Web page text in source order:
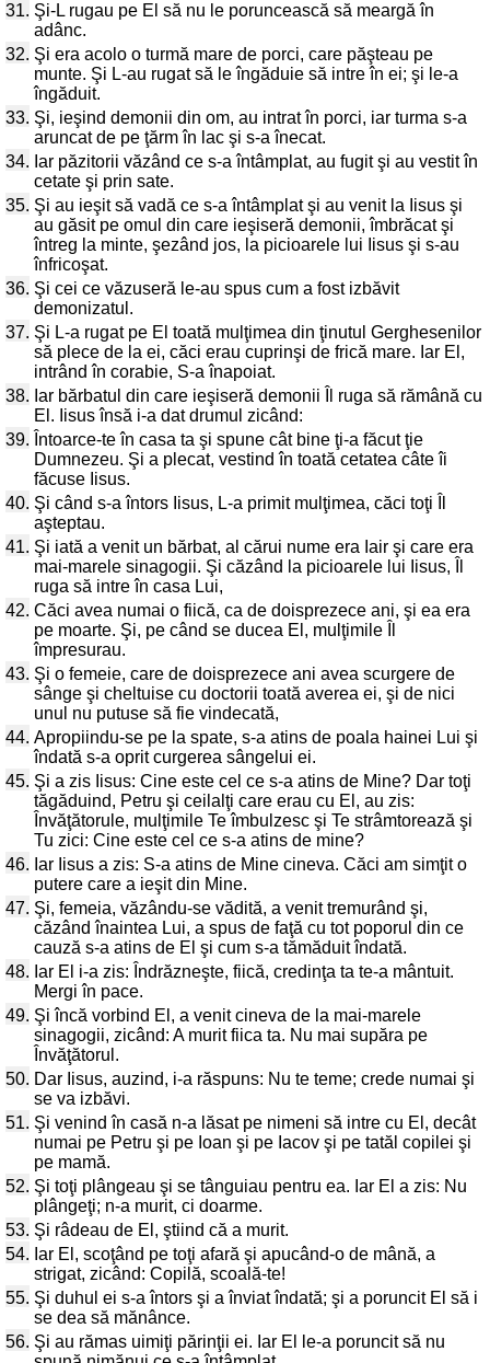
31. Şi-L rugau pe El să nu le poruncească să meargă în
adânc.
32. Şi era acolo o turmă mare de porci, care păşteau pe
munte. Şi L-au rugat să le îngăduie să intre în ei; şi le-a
îngăduit.
33. Şi, ieşind demonii din om, au intrat în porci, iar turma s-a
aruncat de pe ţărm în lac şi s-a înecat.
34. Iar păzitorii văzând ce s-a întâmplat, au fugit şi au vestit în
cetate şi prin sate.
35. Şi au ieşit să vadă ce s-a întâmplat şi au venit la Iisus şi
au găsit pe omul din care ieşiseră demonii, îmbrăcat şi
întreg la minte, şezând jos, la picioarele lui Iisus şi s-au
înfricoşat.
36. Şi cei ce văzuseră le-au spus cum a fost izbăvit
demonizatul.
37. Şi L-a rugat pe El toată mulţimea din ţinutul Gerghesenilor
să plece de la ei, căci erau cuprinşi de frică mare. Iar El,
intrând în corabie, S-a înapoiat.
38. Iar bărbatul din care ieşiseră demonii Îl ruga să rămână cu
El. Iisus însă i-a dat drumul zicând:
39. Întoarce-te în casa ta şi spune cât bine ţi-a făcut ţie
Dumnezeu. Şi a plecat, vestind în toată cetatea câte îi
făcuse Iisus.
40. Şi când s-a întors Iisus, L-a primit mulţimea, căci toţi Îl
aşteptau.
41. Şi iată a venit un bărbat, al cărui nume era Iair şi care era
mai-marele sinagogii. Şi căzând la picioarele lui Iisus, Îl
ruga să intre în casa Lui,
42. Căci avea numai o fiică, ca de doisprezece ani, şi ea era
pe moarte. Şi, pe când se ducea El, mulţimile Îl
împresurau.
43. Şi o femeie, care de doisprezece ani avea scurgere de
sânge şi cheltuise cu doctorii toată averea ei, şi de nici
unul nu putuse să fie vindecată,
44. Apropiindu-se pe la spate, s-a atins de poala hainei Lui şi
îndată s-a oprit curgerea sângelui ei.
45. Şi a zis Iisus: Cine este cel ce s-a atins de Mine? Dar toţi
tăgăduind, Petru şi ceilalţi care erau cu El, au zis:
Învăţătorule, mulţimile Te îmbulzesc şi Te strâmtorează şi
Tu zici: Cine este cel ce s-a atins de mine?
46. Iar Iisus a zis: S-a atins de Mine cineva. Căci am simţit o
putere care a ieşit din Mine.
47. Şi, femeia, văzându-se vădită, a venit tremurând şi,
căzând înaintea Lui, a spus de faţă cu tot poporul din ce
cauză s-a atins de El şi cum s-a tămăduit îndată.
48. Iar El i-a zis: Îndrăzneşte, fiică, credinţa ta te-a mântuit.
Mergi în pace.
49. Şi încă vorbind El, a venit cineva de la mai-marele
sinagogii, zicând: A murit fiica ta. Nu mai supăra pe
Învăţătorul.
50. Dar Iisus, auzind, i-a răspuns: Nu te teme; crede numai şi
se va izbăvi.
51. Şi venind în casă n-a lăsat pe nimeni să intre cu El, decât
numai pe Petru şi pe Ioan şi pe Iacov şi pe tatăl copilei şi
pe mamă.
52. Şi toţi plângeau şi se tânguiau pentru ea. Iar El a zis: Nu
plângeţi; n-a murit, ci doarme.
53. Şi râdeau de El, ştiind că a murit.
54. Iar El, scoţând pe toţi afară şi apucând-o de mână, a
strigat, zicând: Copilă, scoală-te!
55. Şi duhul ei s-a întors şi a înviat îndată; şi a poruncit El să i
se dea să mănânce.
56. Şi au rămas uimiţi părinţii ei. Iar El le-a poruncit să nu